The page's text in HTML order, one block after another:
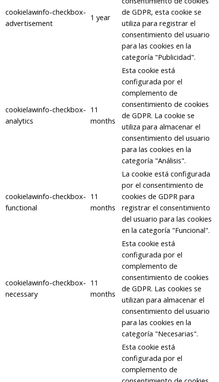
cookielawinfo-checkbox-
advertisement
1 year
de GDPR, esta cookie se
utiliza para registrar el
consentimiento del usuario
para las cookies en la
categoría "Publicidad".
cookielawinfo-checkbox-
analytics
11
months
Esta cookie está
configurada por el
complemento de
consentimiento de cookies
de GDPR. La cookie se
utiliza para almacenar el
consentimiento del usuario
para las cookies en la
categoría "Análisis".
cookielawinfo-checkbox-
functional
11
months
La cookie está configurada
por el consentimiento de
cookies de GDPR para
registrar el consentimiento
del usuario para las cookies
en la categoría "Funcional".
cookielawinfo-checkbox-
necessary
11
months
Esta cookie está
configurada por el
complemento de
consentimiento de cookies
de GDPR. Las cookies se
utilizan para almacenar el
consentimiento del usuario
para las cookies en la
categoría "Necesarias".
Esta cookie está
configurada por el
complemento de